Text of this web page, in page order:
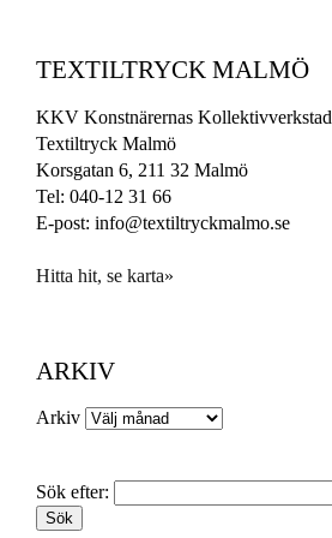
TEXTILTRYCK MALMÖ
KKV Konstnärernas Kollektivverkstad
Textiltryck Malmö
Korsgatan 6, 211 32 Malmö
Tel: 040-12 31 66
E-post: info@textiltryckmalmo.se
Hitta hit, se karta»
ARKIV
Arkiv
Sök efter: